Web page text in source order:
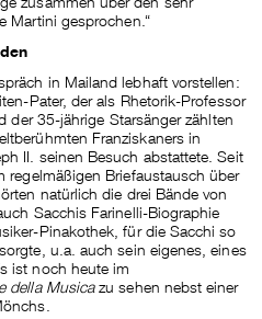
Martini gesprochen.“
in Mailand lebhaft vorstellen:
Pater, der als Rhetorik-Professor
35-jährige Starsänger zählten
Franziskaners in
II. seinen Besuch abstattete. Seit
Briefaustausch über
natürlich die drei Bände von
Sacchis Farinelli-Biographie
Pinakothek, für die Sacchi so
u.a. auch sein eigenes, eines
ist noch heute im
della Musicazu sehen nebst einer